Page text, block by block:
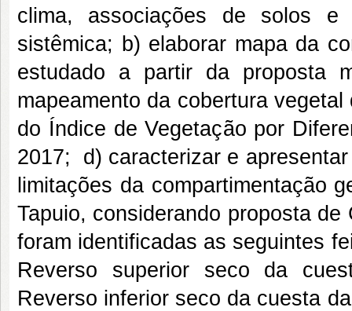
clima, associações de solos e
sistêmica; b) elaborar mapa da
estudado a partir da proposta
mapeamento da cobertura
do Índice de Vegetação por
2017; d) caracterizar e
limitações da compartimentação
Tapuio, considerando proposta
foram identificadas as seguintes
Reverso superior seco da
Reverso inferior seco da cuesta